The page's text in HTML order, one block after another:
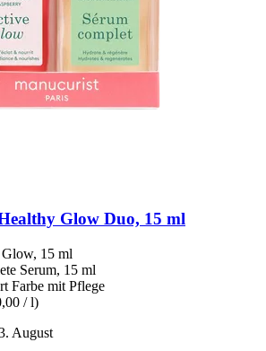
Glow Duo, 15 ml
15 ml
Serum, 15 ml
Farbe mit Pflege
/ l)
August